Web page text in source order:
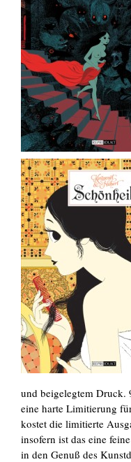
und beigelegtem Druck.
eine harte Limitierung
kostet die limitierte
insofern ist das eine
in den Genuß des